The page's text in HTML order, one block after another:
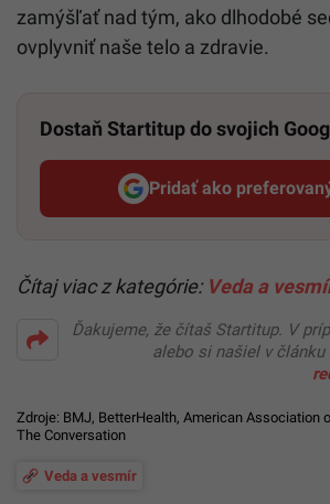
zamýšľať nad tým, ako dlhodobé
ovplyvniť naše telo a zdravie.
Dostaň Startitup do svojich
Pridať ako Startitup,
Čítaj viac z kategórie: Veda a
Ďakujeme, že čítaš Startitup. V
alebo si našiel v článku
Zdroje: BMJ, BetterHealth, American Association
The Conversation
Veda a vesmír